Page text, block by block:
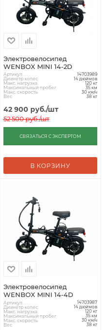
Электровелосипед
WENBOX MINI 14-2D
Артикул 14703989
Диаметр колес 14 дюймов
Макс. нагрузка 120 кг
Максимальный пробег 35 км
Макс. скорость 30 км/ч
Вес 38 кг
42 900 руб./шт
52 500руб./шт
СВЯЗАТЬСЯ С ЭКСПЕРТОМ
В КОРЗИНУ
Электровелосипед
WENBOX MINI 14-4D
Артикул 14703987
Диаметр колес 14 дюймов
Макс. нагрузка 120 кг
Максимальный пробег 35 км
Макс. скорость 30 км/ч
Вес 38 кг